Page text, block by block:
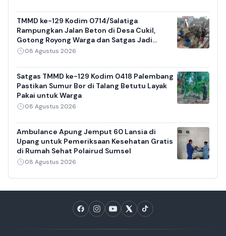
TMMD ke-129 Kodim 0714/Salatiga
Rampungkan Jalan Beton di Desa Cukil,
Gotong Royong Warga dan Satgas Jadi
Sorotan
08 Agustus 2026
Satgas TMMD ke-129 Kodim 0418 Palembang
Pastikan Sumur Bor di Talang Betutu Layak
Pakai untuk Warga
08 Agustus 2026
Ambulance Apung Jemput 60 Lansia di
Upang untuk Pemeriksaan Kesehatan Gratis
di Rumah Sehat Polairud Sumsel
08 Agustus 2026